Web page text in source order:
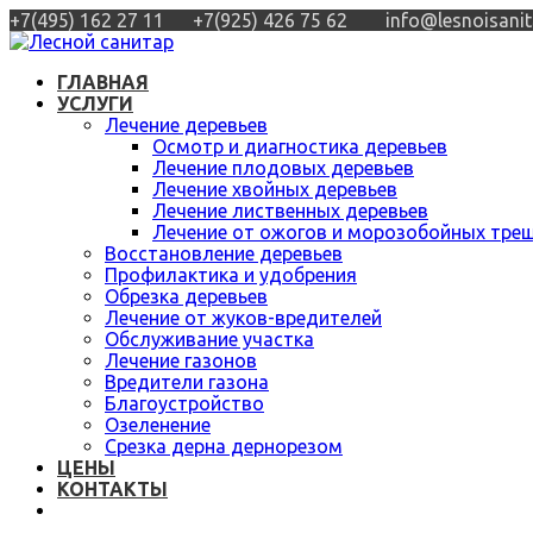
+7(495) 162 27 11 +7(925) 426 75 62
ГЛАВНАЯ
УСЛУГИ
Лечение деревьев
Осмотр и диагностика деревьев
Лечение плодовых деревьев
Лечение хвойных деревьев
Лечение лиственных деревьев
Лечение от ожогов и морозобойных
Восстановление деревьев
Профилактика и удобрения
Обрезка деревьев
Лечение от жуков-вредителей
Обслуживание участка
Лечение газонов
Вредители газона
Благоустройство
Озеленение
Срезка дерна дернорезом
ЦЕНЫ
КОНТАКТЫ